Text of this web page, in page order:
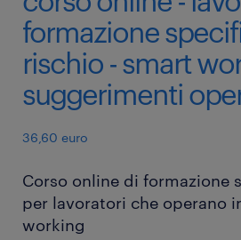
formazione
rischio - smart
suggerimenti
36,60 euro
Corso online di formazione
per lavoratori che operano
working